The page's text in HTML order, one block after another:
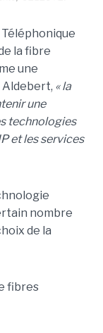
Téléphonique
la fibre
une
Aldebert, « la
une
technologies
et les services
nombre
de la
fibres